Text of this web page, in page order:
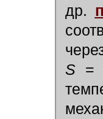
др.
S =